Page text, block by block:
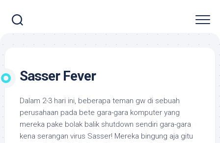
Sasser Fever
Dalam 2-3 hari ini, beberapa teman gw di sebuah
perusahaan pada bete gara-gara komputer yang
mereka pake bolak balik shutdown sendiri gara-gara
kena serangan virus Sasser! Mereka bingung aja gitu